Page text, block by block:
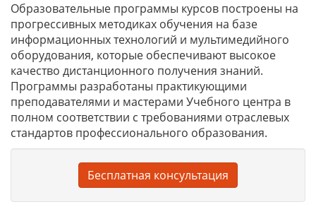
Образовательные программы курсов построены на
прогрессивных методиках обучения на базе
информационных технологий и мультимедийного
оборудования, которые обеспечивают высокое
качество дистанционного получения знаний.
Программы разработаны практикующими
преподавателями и мастерами Учебного центра в
полном соответствии с требованиями отраслевых
стандартов профессионального образования.
Бесплатная консультация